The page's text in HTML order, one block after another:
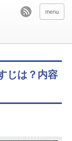
menu
じは？内容